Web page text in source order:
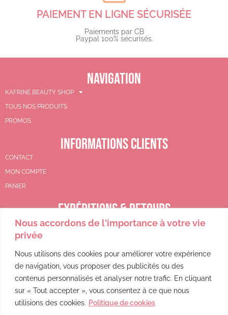
Nous accordons de l'importance à votre vie
privée
Nous utilisons des cookies pour améliorer votre expérience
de navigation, vous proposer des publicités ou des
contenus personnalisés et analyser notre trafic. En cliquant
sur « Tout accepter », vous consentez à ce que nous
utilisions des cookies. Politique de cookies
PAIEMENT EN LIGNE SÉCURISÉE
Paiements par CB
Paypal 100% sécurisés.​
NAVIGATION
KAFRINE BEAUTY SHOP
TOUS NOS PRODUITS
PROMOS
INFORMATIONS CLIENTS
CONTACT
MON COMPTE
PANIER
EXPÉDITIONS & RETOURS
CGV
POLITIQUE DE REMBOURSEMENT
POLITIQUE DE CONFIDENTIALITÉ
MENTIONS LÉGALES